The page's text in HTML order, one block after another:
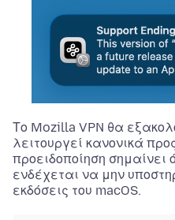
Το Mozilla VPN θα
λειτουργεί κανονικά
προειδοποίηση σημαίνει
ενδέχεται να μην
εκδόσεις του macOS.